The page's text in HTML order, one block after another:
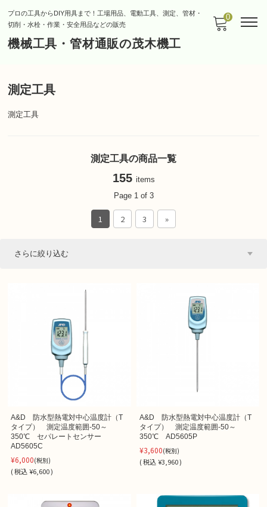
プロの工具からDIY用具まで！工場用品、電動工具、測定、管材・
切削・水栓・作業・安全用品などの販売
機械工具・管材通販の茂木機工
0
測定工具
測定工具
測定工具の商品一覧
155 items
Page 1 of 3
1 2 3 »
さらに絞り込む
A&D 防水型熱電対中心温度計（T
タイプ） 測定温度範囲-50～
350℃ セパレートセンサー
AD5605C
¥6,000(税別)
(税込¥6,600 )
A&D 防水型熱電対中心温度計（T
タイプ） 測定温度範囲-50～
350℃ AD5605P
¥3,600(税別)
(税込 ¥3,960 )